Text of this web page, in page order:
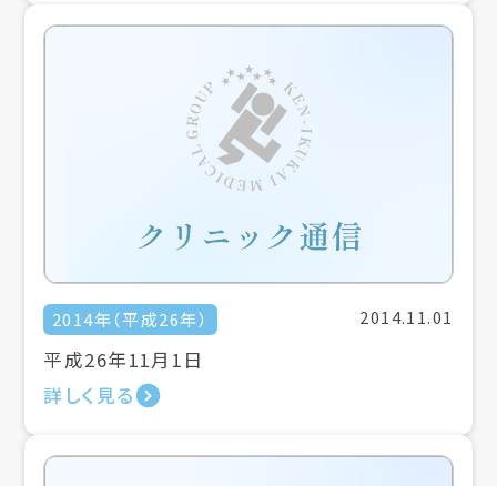
2014年（平成26年） 2014.11.01
平成26年11月1日
詳しく見る